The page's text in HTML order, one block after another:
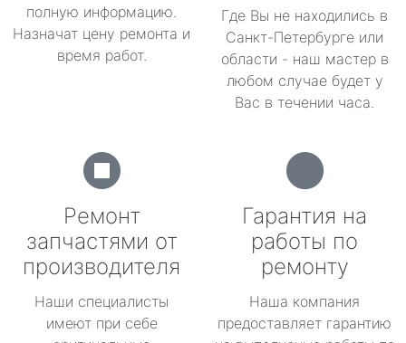
полную информацию.
Назначат цену ремонта и
время работ.
Где Вы не находились в
Санкт-Петербурге или
области - наш мастер в
любом случае будет у
Вас в течении часа.
Ремонт
запчастями от
производителя
Наши специалисты
имеют при себе
Гарантия на
работы по
ремонту
Наша компания
предоставляет гарантию